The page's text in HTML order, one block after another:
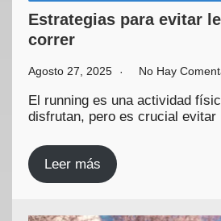
Estrategias para evitar
correr
Agosto 27, 2025 No Hay
El running es una actividad
disfrutan, pero es crucial evitar
Leer más